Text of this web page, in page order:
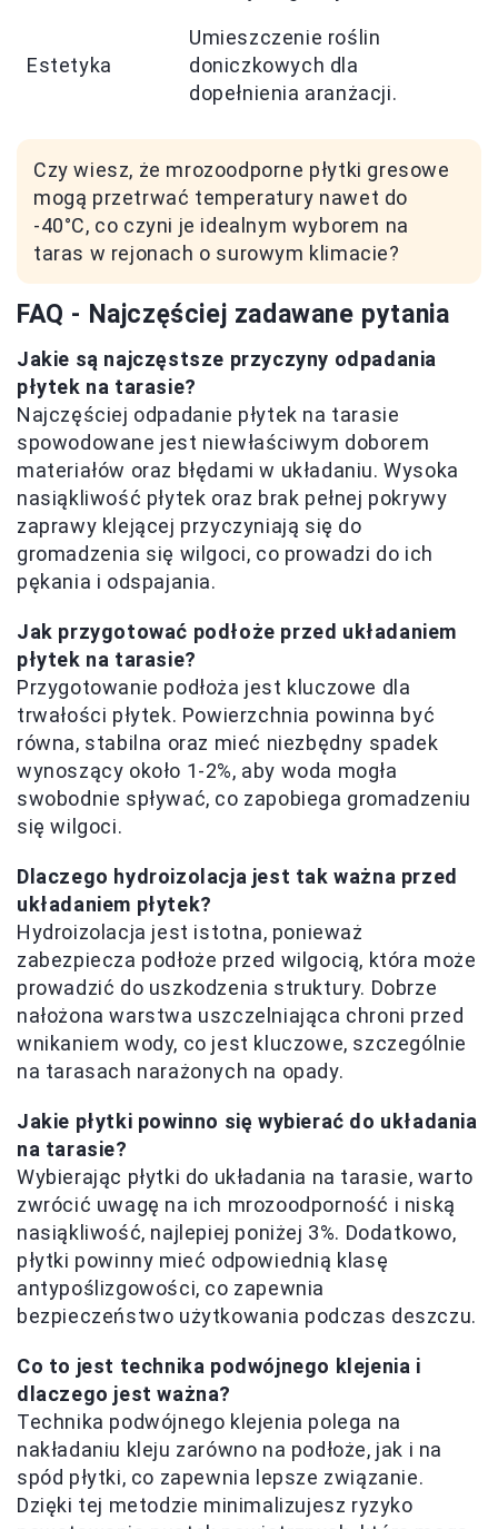
Estetyka
Umieszczenie roślin
doniczkowych dla
dopełnienia aranżacji.
Czy wiesz, że mrozoodporne płytki gresowe
mogą przetrwać temperatury nawet do
-40°C, co czyni je idealnym wyborem na
taras w rejonach o surowym klimacie?
FAQ - Najczęściej zadawane pytania
Jakie są najczęstsze przyczyny odpadania
płytek na tarasie?
Najczęściej odpadanie płytek na tarasie
spowodowane jest niewłaściwym doborem
materiałów oraz błędami w układaniu. Wysoka
nasiąkliwość płytek oraz brak pełnej pokrywy
zaprawy klejącej przyczyniają się do
gromadzenia się wilgoci, co prowadzi do ich
pękania i odspajania.
Jak przygotować podłoże przed układaniem
płytek na tarasie?
Przygotowanie podłoża jest kluczowe dla
trwałości płytek. Powierzchnia powinna być
równa, stabilna oraz mieć niezbędny spadek
wynoszący około 1-2%, aby woda mogła
swobodnie spływać, co zapobiega gromadzeniu
się wilgoci.
Dlaczego hydroizolacja jest tak ważna przed
układaniem płytek?
Hydroizolacja jest istotna, ponieważ
zabezpiecza podłoże przed wilgocią, która może
prowadzić do uszkodzenia struktury. Dobrze
nałożona warstwa uszczelniająca chroni przed
wnikaniem wody, co jest kluczowe, szczególnie
na tarasach narażonych na opady.
Jakie płytki powinno się wybierać do układania
na tarasie?
Wybierając płytki do układania na tarasie, warto
zwrócić uwagę na ich mrozoodporność i niską
nasiąkliwość, najlepiej poniżej 3%. Dodatkowo,
płytki powinny mieć odpowiednią klasę
antypoślizgowości, co zapewnia
bezpieczeństwo użytkowania podczas deszczu.
Co to jest technika podwójnego klejenia i
dlaczego jest ważna?
Technika podwójnego klejenia polega na
nakładaniu kleju zarówno na podłoże, jak i na
spód płytki, co zapewnia lepsze związanie.
Dzięki tej metodzie minimalizujesz ryzyko